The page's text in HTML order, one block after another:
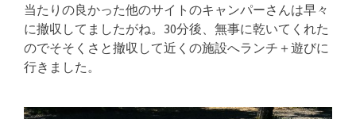
当たりの良かった他のサイトのキャンパーさんは早々
に撤収してましたがね。30分後、無事に乾いてくれた
のでそそくさと撤収して近くの施設へランチ＋遊びに
行きました。